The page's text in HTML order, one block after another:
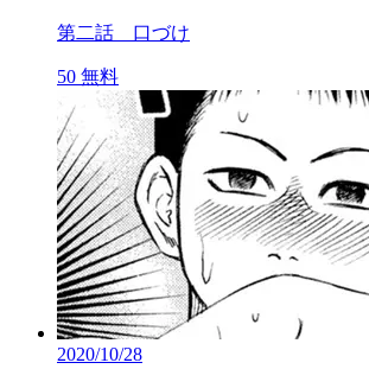
第二話 口づけ
50 無料
2020/10/28